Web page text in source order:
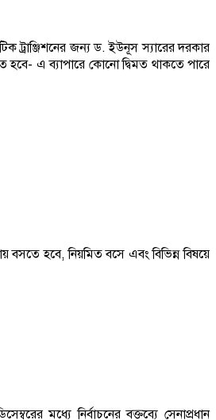
ট্রাঞ্জিশনের জন্য ড. ইউনূস স্যারের দরকার
এ ব্যাপারে কোনো দ্বিমত থাকতে পারে
হবে, নিয়মিত বসে এবং বিভিন্ন বিষয়ে
মধ্যে নির্বাচনের বক্তব্যে সেনাপ্রধান